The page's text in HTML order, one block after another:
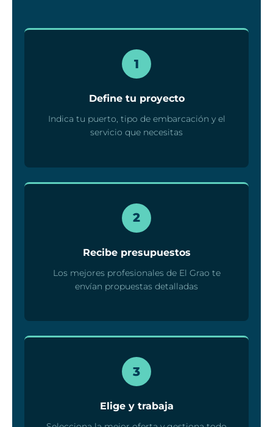
1
Define tu proyecto
Indica tu puerto, tipo de embarcación y el
servicio que necesitas
2
Recibe presupuestos
Los mejores profesionales de El Grao te
envían propuestas detalladas
3
Elige y trabaja